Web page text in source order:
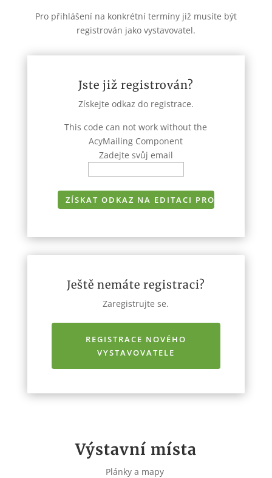
Pro přihlášení na konkrétní termíny již musíte být
registrován jako vystavovatel.
Jste již registrován?
Získejte odkaz do registrace.
This code can not work without the
AcyMailing Component
Zadejte svůj email
Ještě nemáte registraci?
Zaregistrujte se.
REGISTRACE NOVÉHO
VYSTAVOVATELE
Výstavní místa
Plánky a mapy